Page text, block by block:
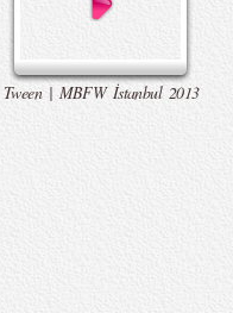
Tween | MBFW İstanbul 2013